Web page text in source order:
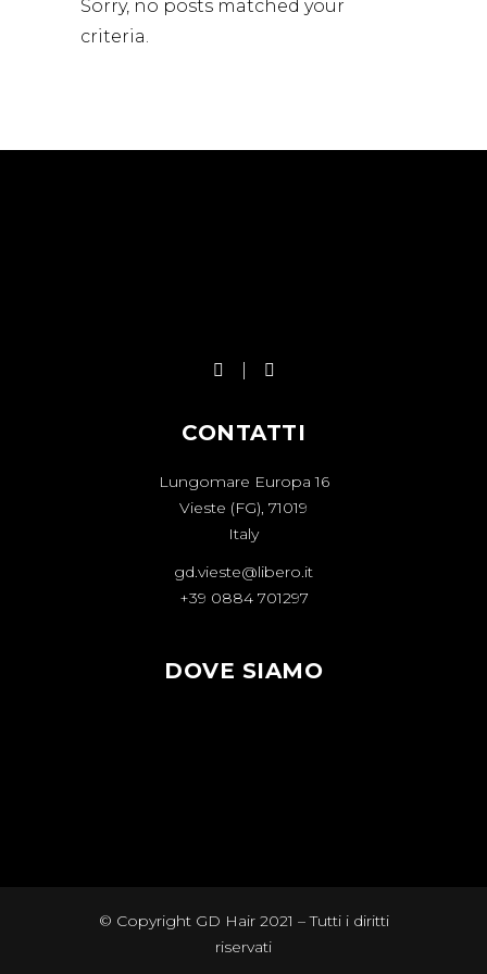
Sorry, no posts matched your
criteria.
CONTATTI
Lungomare Europa 16
Vieste (FG), 71019
Italy
gd.vieste@libero.it
+39 0884 701297
DOVE SIAMO
© Copyright GD Hair 2021 – Tutti i diritti
riservati